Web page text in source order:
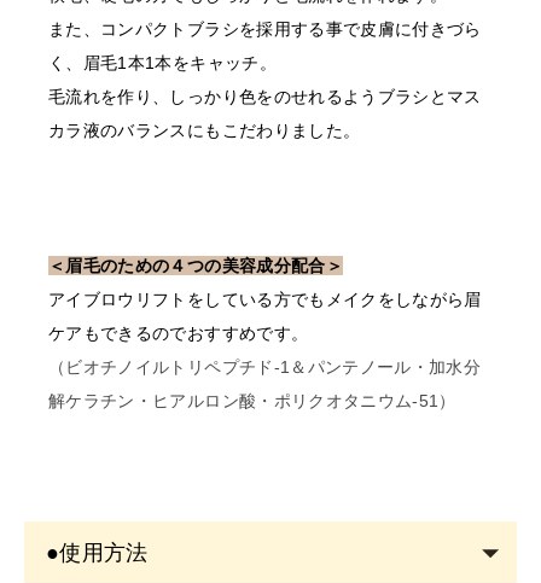
また、コンパクトブラシを採用する事で皮膚に付きづら
く、眉毛1本1本をキャッチ。
毛流れを作り、しっかり色をのせれるようブラシとマス
カラ液のバランスにもこだわりました。
＜眉毛のための４つの美容成分配合＞
アイブロウリフトをしている方でもメイクをしながら眉
ケアもできるのでおすすめです。
（ビオチノイルトリペプチド-1＆パンテノール・加水分
解ケラチン・ヒアルロン酸・ポリクオタニウム-51）
●使用方法